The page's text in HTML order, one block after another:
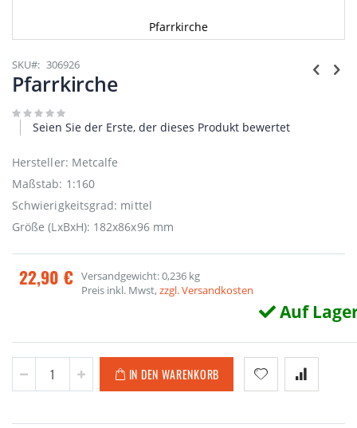
Pfarrkirche
Anfang
der
Bildgalerie
SKU 306926
Pfarrkirche
Seien Sie der Erste, der dieses Produkt bewertet
Hersteller: Metcalfe
Maßstab: 1:160
Schwierigkeitsgrad: mittel
Größe (LxBxH): 182x86x96 mm
22,90 € Versandgewicht: 0,236 kg
Preis inkl. Mwst,zzgl. Versandkosten
Auf
IN DEN WARENKORB